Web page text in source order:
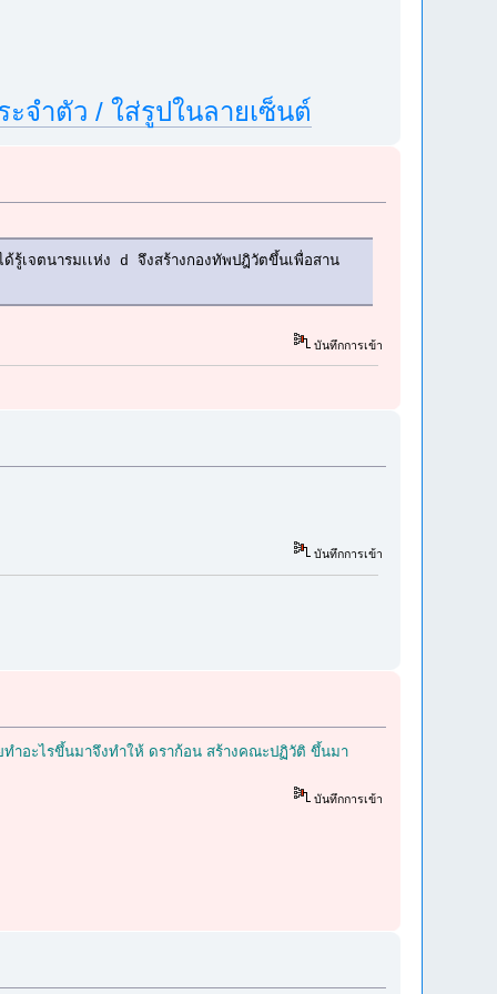
จำตัว / ใส่รูปในลายเซ็นต์
จตนารมเเห่ง d จึงสร้างกองทัพปฎิวัตขึ้นเพื่อสาน
บันทึกการเข้า
บันทึกการเข้า
ทำอะไรขึ้นมาจึงทำให้ ดราก้อน สร้างคณะปฏิวัติ ขึ้นมา
บันทึกการเข้า